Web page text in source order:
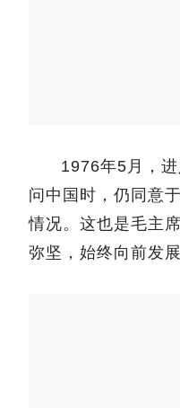
1976年5月，
问中国时，仍同意
情况。这也是毛主
弥坚，始终向前发展